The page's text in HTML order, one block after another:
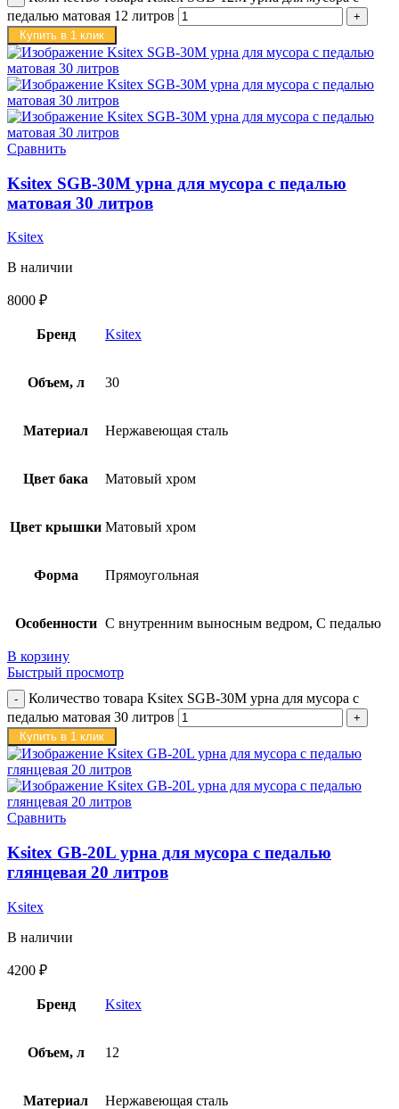
педалью матовая 12 литров
Купить в 1 клик
Сравнить
Ksitex SGB-30M урна для мусора с педалью
матовая 30 литров
Ksitex
В наличии
8000 ₽
Бренд Ksitex
Объем, л 30
Материал Нержавеющая сталь
Цвет бака Матовый хром
Цвет крышки Матовый хром
Форма Прямоугольная
Особенности С внутренним выносным ведром, С педалью
В корзину
Быстрый просмотр
Количество товара Ksitex SGB-30M урна для мусора с
педалью матовая 30 литров
Купить в 1 клик
Сравнить
Ksitex GB-20L урна для мусора с педалью
глянцевая 20 литров
Ksitex
В наличии
4200 ₽
Бренд Ksitex
Объем, л 12
Материал Нержавеющая сталь